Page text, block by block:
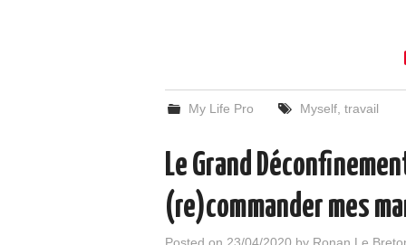
My Life Pro Myself, travail
Le Grand
(re)commander mes